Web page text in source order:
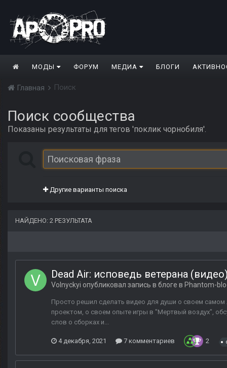
МОДЫ ФОРУМ МЕДИА БЛОГИ
Главная Поиск
Поиск сообщества
Показаны результаты для тегов 'поклик чорнобиля'.
Другие варианты поиска
НАЙДЕНО: 2 РЕЗУЛЬТАТА
Dead Air: исповедь ветерана
Volnyckyi опубликовал запись в блоге в Phantom-
Просто решил сделать видео для души о своем самом
проектом, о своем опыте игры в "Мертвый воздух",
слов о сборках и...
4 декабря, 2021 7 комментариев 2